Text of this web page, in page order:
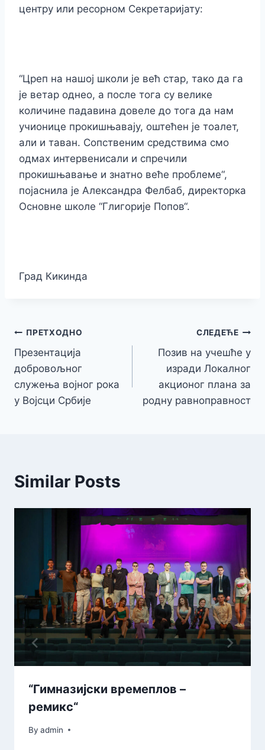
центру или ресорном Секретаријату:
“Цреп на нашој школи је већ стар, тако да га
је ветар однео, а после тога су велике
количине падавина довеле до тога да нам
учионице прокишњавају, оштећен је тоалет,
али и таван. Сопственим средствима смо
одмах интервенисали и спречили
прокишњавање и знатно веће проблеме“,
појаснила је Александра Фелбаб, директорка
Основне школе “Глигорије Попов“.
Град Кикинда
Кретање
чланка
ПРЕТХОДНО
Презентација
добровољног
служења војног рока
у Војсци Србије
СЛЕДЕЋЕ
Позив на учешће у
изради Локалног
акционог плана за
родну равноправност
Similar Posts
“Гимназијски времеплов –
ремикс“
By admin